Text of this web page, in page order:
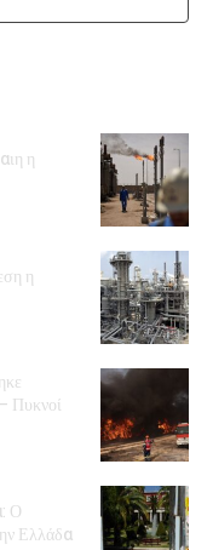
η
η
Πυκνοί
Ο
Ελλάδα